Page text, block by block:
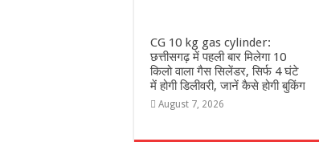
CG 10 kg gas cylinder:
छत्तीसगढ़ में पहली बार मिलेगा 10
किलो वाला गैस सिलेंडर, सिर्फ 4 घंटे
में होगी डिलीवरी, जानें कैसे होगी बुकिंग
August 7, 2026